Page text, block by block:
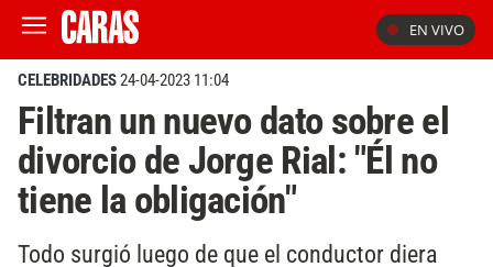
EN VIVO
CELEBRIDADES24-04-2023 11:04
Filtran un nuevo dato sobre el
divorcio de Jorge Rial: "Él no
tiene la obligación"
Todo surgió luego de que el conductor diera